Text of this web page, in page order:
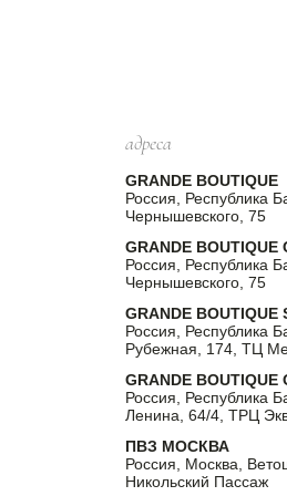
адреса
GRANDE BOUTIQUE
Россия, Республика
Чернышевского, 75
GRANDE BOUTIQUE
Россия, Республика
Чернышевского, 75
GRANDE BOUTIQUE
Россия, Республика
Рубежная, 174, ТЦ
GRANDE BOUTIQUE
Россия, Республика
Ленина, 64/4, ТРЦ
ПВЗ МОСКВА
Россия, Москва,
Никольский Пассаж